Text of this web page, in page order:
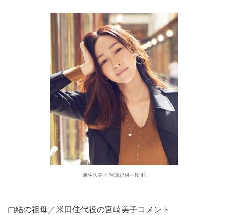
麻生久美子 写真提供＝NHK
▢結の祖母／米田佳代役の宮崎美子コメント